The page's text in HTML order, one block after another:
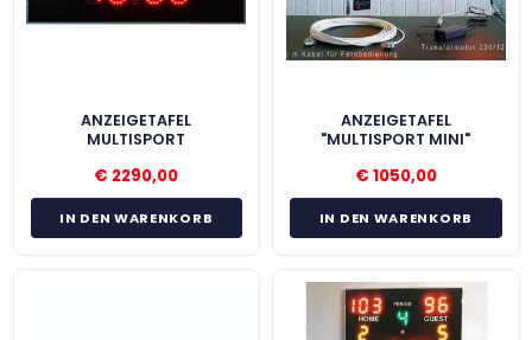
ANZEIGETAFEL
MULTISPORT
€ 2290,00
IN DEN WARENKORB
ANZEIGETAFEL
"MULTISPORT MINI"
€ 1050,00
IN DEN WARENKORB